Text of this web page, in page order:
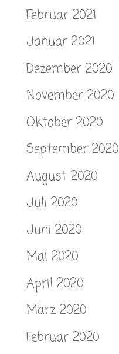
Februar 2021
Januar 2021
Dezember 2020
November 2020
Oktober 2020
September 2020
August 2020
Juli 2020
Juni 2020
Mai 2020
April 2020
März 2020
Februar 2020